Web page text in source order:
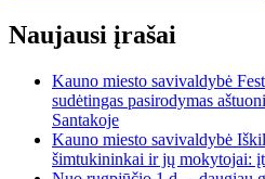
Naujausi įrašai
Kauno miesto savivaldybė
sudėtingas pasirodymas
Santakoje
Kauno miesto savivaldybė
šimtukininkai ir jų mokytojai: